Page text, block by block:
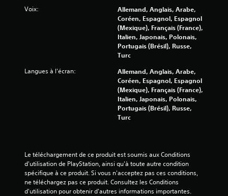
r
5
(
8
0
3
7
5
Voix:
Allemand, Anglais, Arabe,
Coréen, Espagnol, Espagnol
(Mexique), Français (France),
Italien, Japonais, Polonais,
Portugais (Brésil), Russe,
Turc
Langues à l'écran:
Allemand, Anglais, Arabe,
Coréen, Espagnol, Espagnol
(Mexique), Français (France),
Italien, Japonais, Polonais,
Portugais (Brésil), Russe,
Turc
Le téléchargement de ce produit est soumis aux Conditions
d'utilisation de PlayStation, ainsi qu'à toute autre condition
spécifique à ce produit. Si vous n'acceptez pas ces conditions,
ne téléchargez pas ce produit. Consultez les Conditions
d'utilisation pour obtenir d'autres informations importantes.